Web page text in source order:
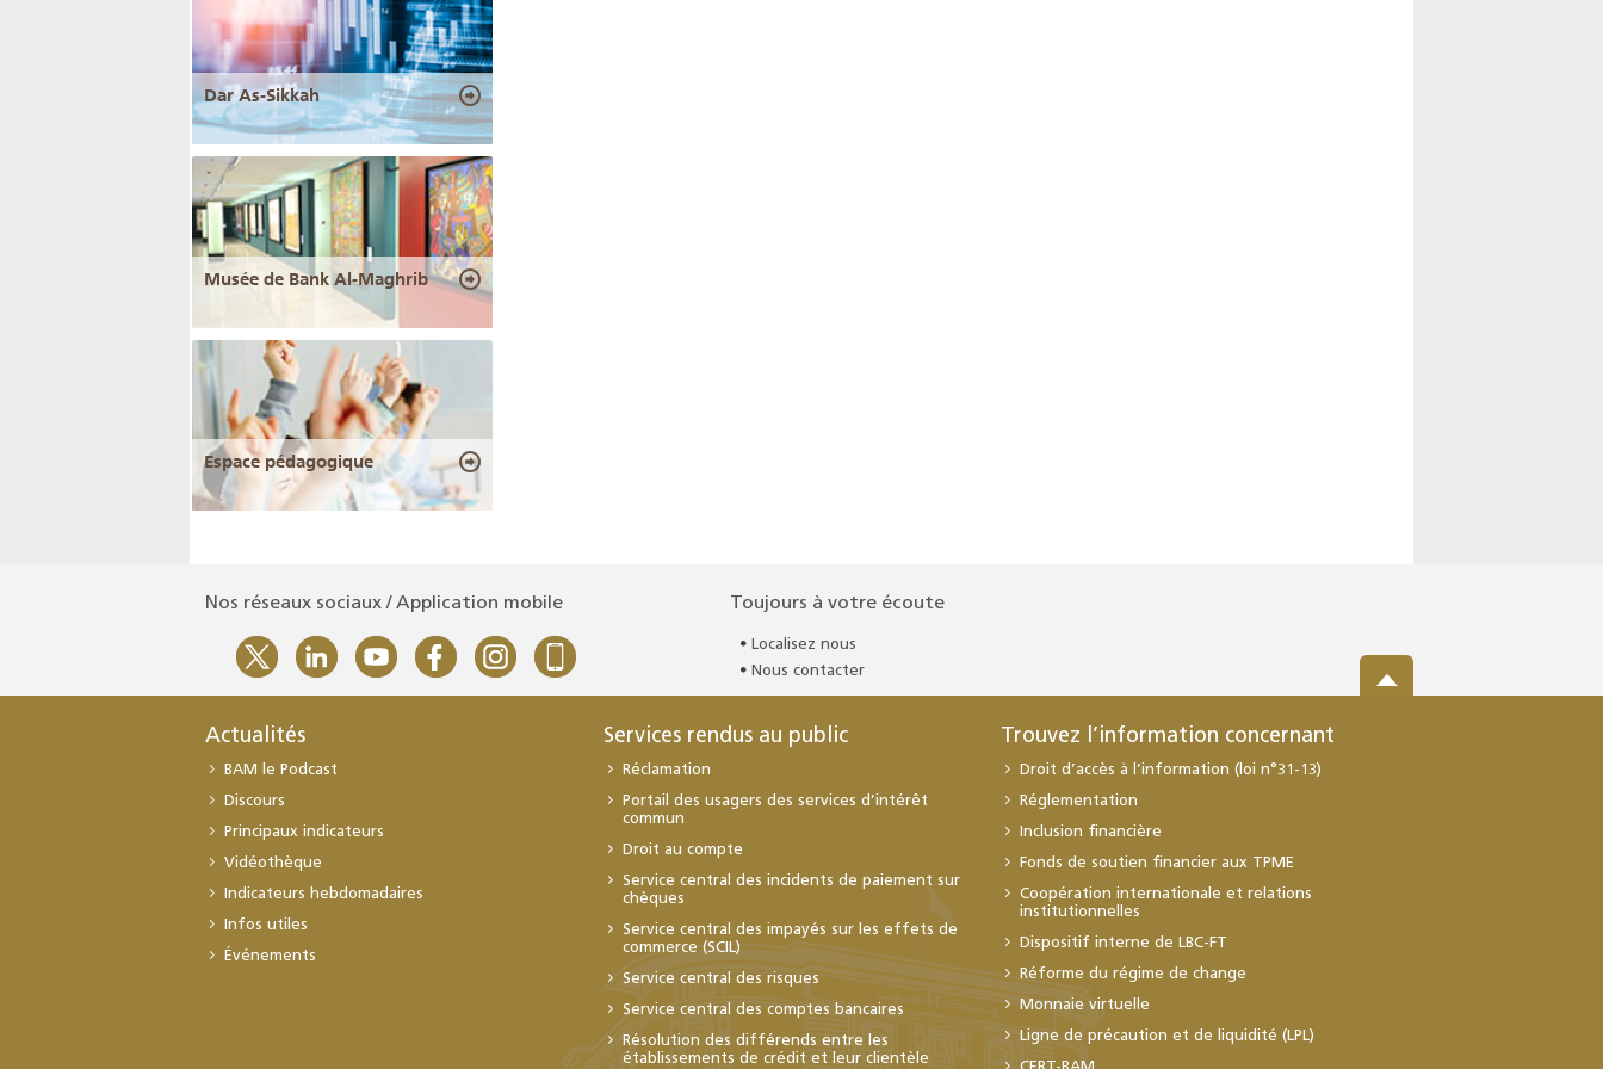
Dar As-Sikkah
Musée de Bank Al-Maghrib
Espace pédagogique
Nos réseaux sociaux / Application mobile Toujours à votre écoute
Localisez nous
Nous contacter
Actualités
BAM le Podcast
Discours
Principaux indicateurs
Vidéothèque
Indicateurs hebdomadaires
Infos utiles
Événements
Services rendus au public
Réclamation
Portail des usagers des services d’intérêt
commun
Droit au compte
Service central des incidents de paiement sur
chèques
Service central des impayés sur les effets de
commerce (SCIL)
Service central des risques
Service central des comptes bancaires
Résolution des différends entre les
établissements de crédit et leur clientèle
Trouvez l’information concernant
Droit d’accès à l’information (loi n°31-13)
Réglementation
Inclusion financière
Fonds de soutien financier aux TPME
Coopération internationale et relations
institutionnelles
Dispositif interne de LBC-FT
Réforme du régime de change
Monnaie virtuelle
Ligne de précaution et de liquidité (LPL)